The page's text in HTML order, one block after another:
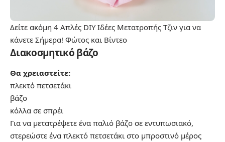
Δείτε ακόμη 4 Απλές DIY Ιδέες Μετατροπής Τζιν για να
κάνετε Σήμερα! Φώτος και Βίντεο
Διακοσμητικό βάζο
Θα χρειαστείτε:
πλεκτό πετσετάκι
βάζο
κόλλα σε σπρέι
Για να μετατρέψετε ένα παλιό βάζο σε εντυπωσιακό,
στερεώστε ένα πλεκτό πετσετάκι στο μπροστινό μέρος